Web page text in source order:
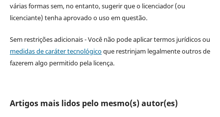
várias formas sem, no entanto, sugerir que o licenciador (ou
licenciante) tenha aprovado o uso em questão.
Sem restrições adicionais - Você não pode aplicar termos jurídicos ou
medidas de caráter tecnológicoque restrinjam legalmente outros de
fazerem algo permitido pela licença.
Artigos mais lidos pelo mesmo(s) autor(es)